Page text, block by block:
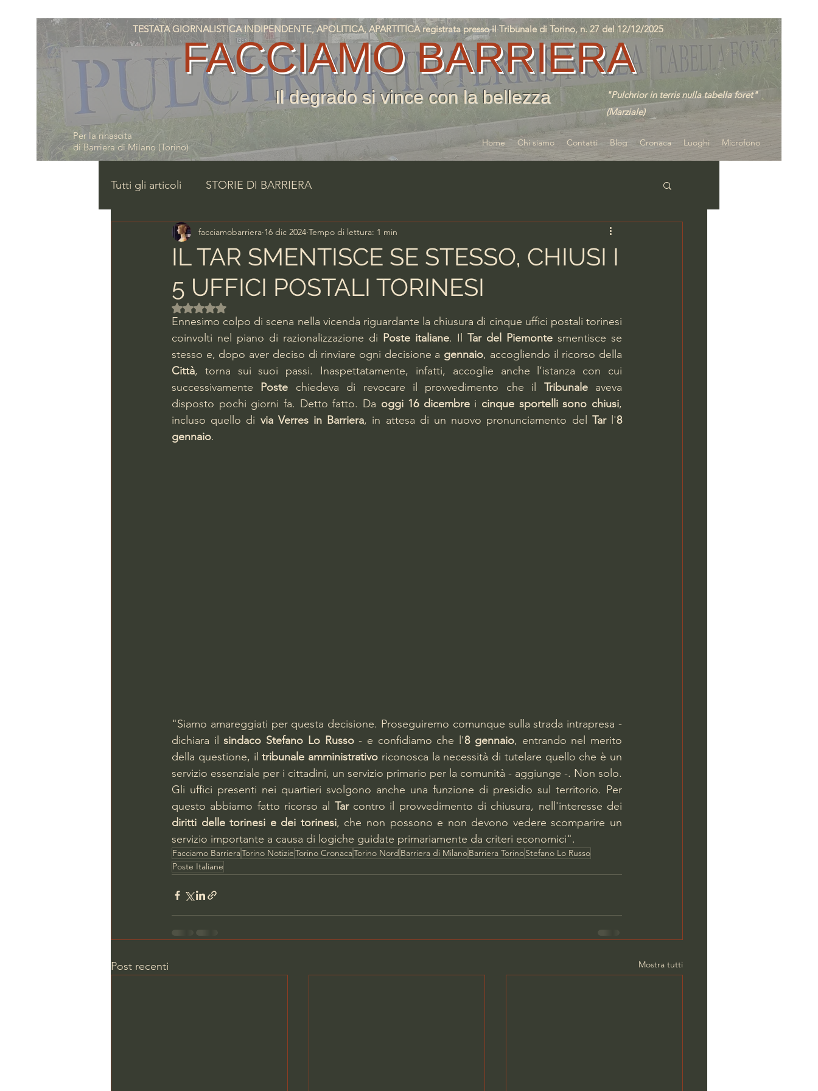
Per la rinascita
di Barriera di Milano (Torino)
FACCIAMO BARRIERA
Il degrado si vince con la bellezza
"Pulchrior in terris nulla tabella foret"
(Marziale)
Home Chi siamo Contatti Blog Cronaca Luoghi Microfono
TESTATA GIORNALISTICA INDIPENDENTE, APOLITICA, APARTITICA registrata presso il Tribunale di Torino, n. 27 del 12/12/2025
Tutti gli articoli STORIE DI BARRIERA
IL TAR SMENTISCE SE STESSO, CHIUSI I
5 UFFICI POSTALI TORINESI
facciamobarriera 16 dic 2024 Tempo di lettura: 1 min
Valutazione NaN stelle su 5.
Ennesimo colpo di scena nella vicenda riguardante la chiusura di cinque uffici postali torinesi
coinvolti nel piano di razionalizzazione di Poste italiane. Il Tar del Piemonte smentisce se
stesso e, dopo aver deciso di rinviare ogni decisione a gennaio
Città, torna sui suoi passi. Inaspettatamente, infatti, accoglie anche l’istanza con cui
successivamente Poste chiedeva di revocare il provvedimento che il Tribunale aveva
disposto pochi giorni fa. Detto fatto. Da oggi 16 dicembre i cinque sportelli sono chiusi,
incluso quello di via Verres in Barriera, in attesa di un nuovo pronunciamento del Tar l'8
gennaio.
"Siamo amareggiati per questa decisione. Proseguiremo comunque sulla strada intrapresa -
dichiara il sindaco Stefano Lo Russo - e confidiamo che l'8 gennaio, entrando nel merito
della questione, il tribunale amministrativo riconosca la necessità di tutelare quello che è un
servizio essenziale per i cittadini, un servizio primario per la comunità - aggiunge -. Non solo.
Gli uffici presenti nei quartieri svolgono anche una funzione di presidio sul territorio. Per
questo abbiamo fatto ricorso al Tar
diritti delle torinesi e dei torinesi, che non possono e non devono vedere scomparire un
servizio importante a causa di logiche guidate primariamente da criteri economici".
Facciamo BarrieraTorino NotizieTorino CronacaTorino Nord Barriera di MilanoBarriera TorinoStefano Lo Russo
Poste Italiane
Post recenti Mostra tutti